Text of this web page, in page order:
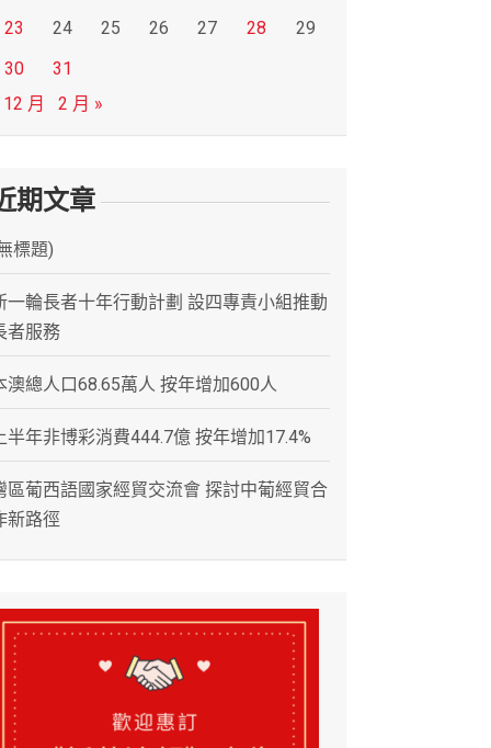
23
24 25 26 27 28
29
30
31
月
2 月 »
期文章
標題)
一輪長者十年行動計劃 設四專責小組推動
者服務
澳總人口68.65萬人 按年增加600人
半年非博彩消費444.7億 按年增加17.4%
區葡西語國家經貿交流會 探討中葡經貿合
新路徑